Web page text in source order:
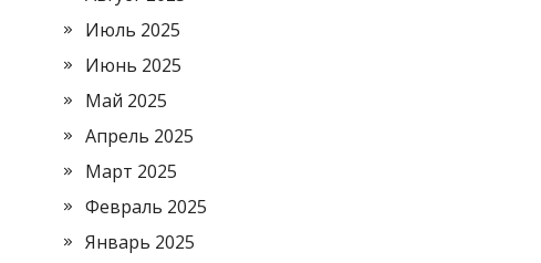
Июль 2025
Июнь 2025
Май 2025
Апрель 2025
Март 2025
Февраль 2025
Январь 2025